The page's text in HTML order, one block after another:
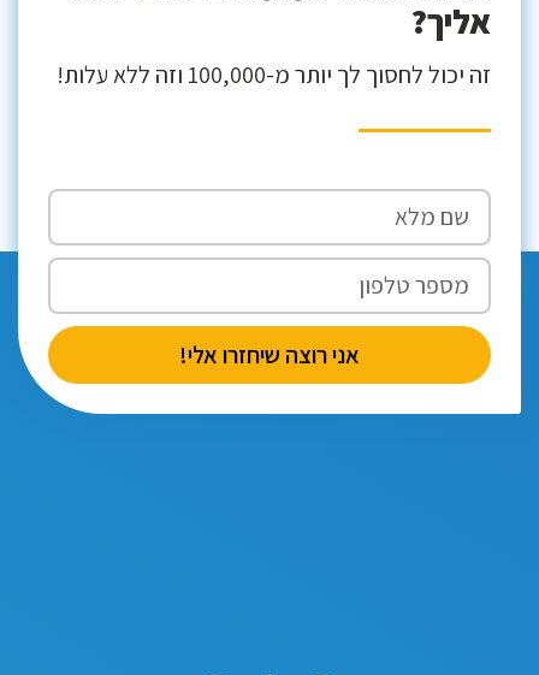
אליך?
זה יכול לחסוך לך יותר מ-100,000 וזה ללא עלות!
אני רוצה שיחזרו אלי!